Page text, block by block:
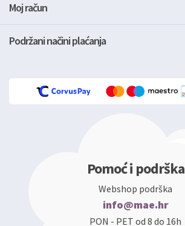
Moj račun
Podržani načini plaćanja
Pomoć i podrška
Webshop podrška
info@mae.hr
PON - PET od 8 do 16h